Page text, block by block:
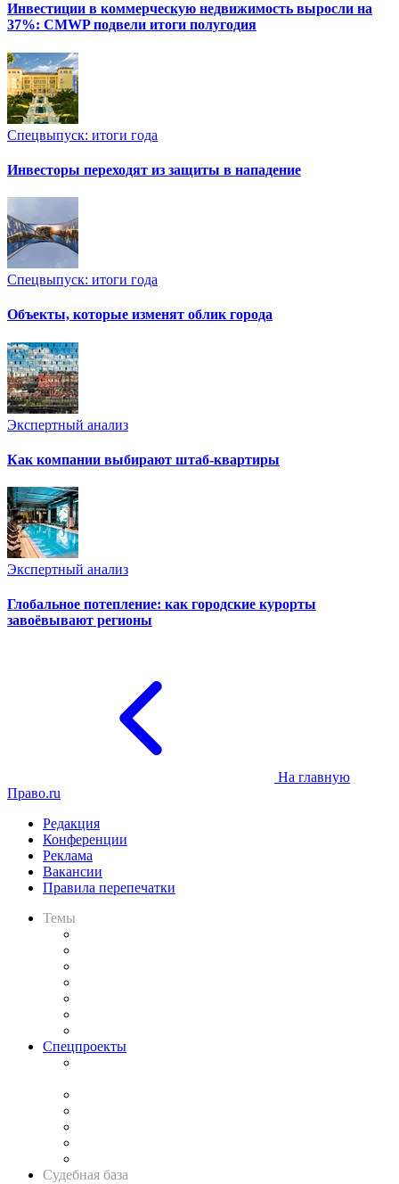
Инвестиции в коммерческую недвижимость выросли на
37%: CMWP подвели итоги полугодия
Спецвыпуск: итоги года
Инвесторы переходят из защиты в нападение
Спецвыпуск: итоги года
Объекты, которые изменят облик города
Экспертный анализ
Как компании выбирают штаб-квартиры
Экспертный анализ
Глобальное потепление: как городские курорты
завоёвывают регионы
На главную
Право.ru
Редакция
Конференции
Реклама
Вакансии
Правила перепечатки
Темы
Спецпроекты
Судебная база